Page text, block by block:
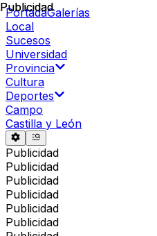
PortadaGalerías
Local
Sucesos
Universidad
Provincia
Cultura
Deportes
Campo
Castilla y León
Publicidad
Publicidad
Publicidad
Publicidad
Publicidad
Publicidad
Publicidad
Publicidad